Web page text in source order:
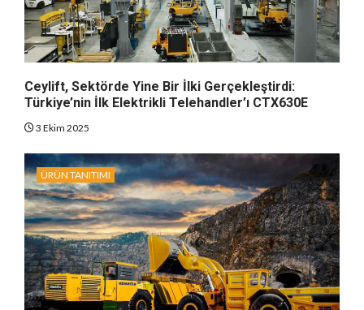
Ceylift, Sektörde Yine Bir İlki Gerçekleştirdi:
Türkiye’nin İlk Elektrikli Telehandler’ı CTX630E
3 Ekim 2025
ÜRÜN TANITIMI